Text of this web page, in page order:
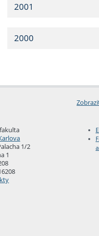
2001
2000
1/2
1